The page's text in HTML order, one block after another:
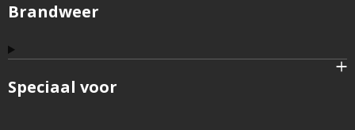
Brandweer
Speciaal voor